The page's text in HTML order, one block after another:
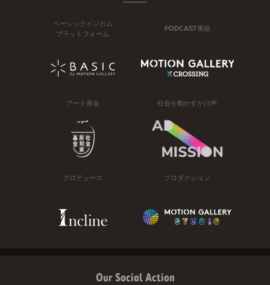
ベーシックインカム
プラットフォーム
PODCAST番組
アート基金 社会を動かすかけ声
プロデュース プロダクション
Our Social Action